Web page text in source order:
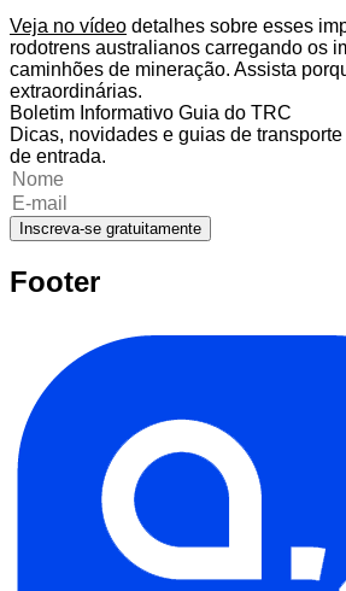
Veja no vídeo detalhes sobre esses
rodotrens australianos carregando os
caminhões de mineração. Assista
extraordinárias.
Boletim Informativo Guia do TRC
Dicas, novidades e guias de
de entrada.
Inscreva-se gratuitamente
Footer